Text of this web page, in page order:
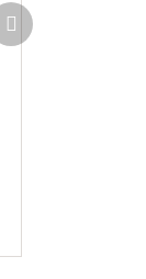
Další
produkt